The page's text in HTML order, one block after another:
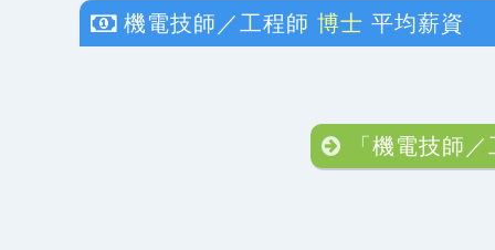
機電技師／工程師 博士 平均薪資
「機電技師